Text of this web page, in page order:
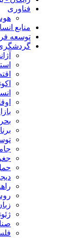
فناوری
منابع
توسعه